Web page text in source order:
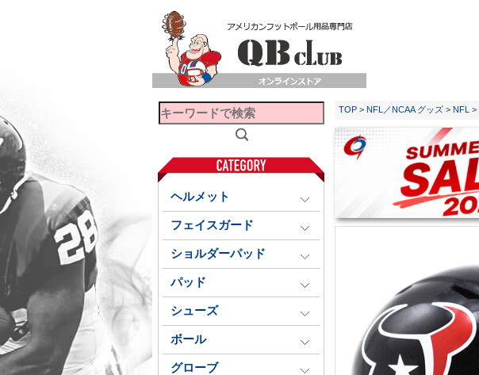
ヘルメット
フェイスガード
ショルダーパッド
パッド
シューズ
ボール
グローブ
TOP > NFL／NCAA グッズ > NFL >